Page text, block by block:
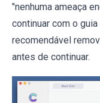
"nenhuma ameaça
continuar com o
recomendável
antes de continuar.